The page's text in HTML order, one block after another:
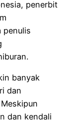
penerbit
penulis
banyak
dan
dan kendali